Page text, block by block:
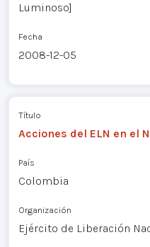
Luminoso]
Fecha
2008-12-05
Título
Acciones del ELN en el
País
Colombia
Organización
Ejército de Liberación